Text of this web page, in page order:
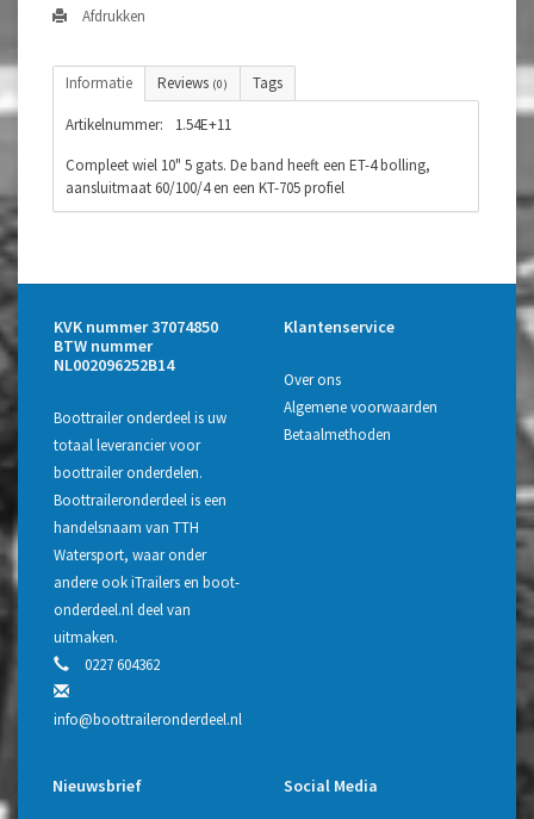
Afdrukken
Informatie Reviews (0) Tags
Artikelnummer:
1.54E+11
Compleet wiel 10" 5 gats. De band heeft een ET-4 bolling,
aansluitmaat 60/100/4 en een KT-705 profiel
KVK nummer 37074850
BTW nummer
NL002096252B14
Boottrailer onderdeel is uw
totaal leverancier voor
boottrailer onderdelen.
Boottraileronderdeel is een
handelsnaam van TTH
Watersport, waar onder
andere ook iTrailers en boot-
onderdeel.nl deel van
uitmaken.
0227 604362
info@boottraileronderdeel.nl
Klantenservice
Over ons
Algemene voorwaarden
Betaalmethoden
Nieuwsbrief Social Media